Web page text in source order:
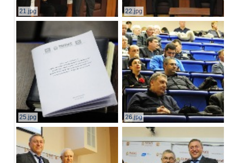
21.jpg 22.jpg
25.jpg 26.jpg